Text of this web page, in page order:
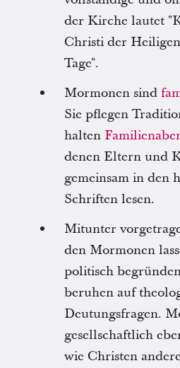
der Kirche lautet
Christi der
Tage".
Mormonen sind
Sie pflegen
halten
denen Eltern und
gemeinsam in den
Schriften lesen.
Mitunter
den Mormonen
politisch
beruhen auf
Deutungsfragen.
gesellschaftlich
wie Christen